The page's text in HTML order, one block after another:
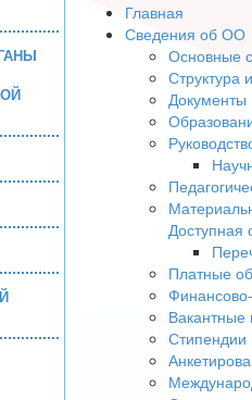
Главная
Сведения об ОО
Основные
Структура
Документы
Доступная
Платные